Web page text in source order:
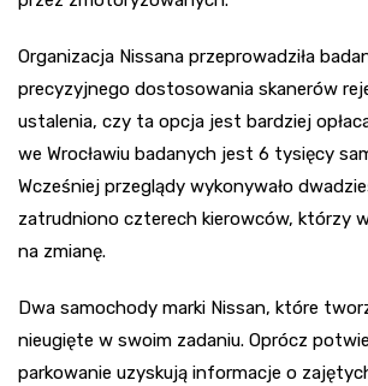
Organizacja Nissana przeprowadziła
precyzyjnego dostosowania skanerów
ustalenia, czy ta opcja jest bardziej
we Wrocławiu badanych jest 6 tysięcy
Wcześniej przeglądy wykonywało
zatrudniono czterech kierowców, którzy
na zmianę.
Dwa samochody marki Nissan, które
nieugięte w swoim zadaniu. Oprócz
parkowanie uzyskują informacje o